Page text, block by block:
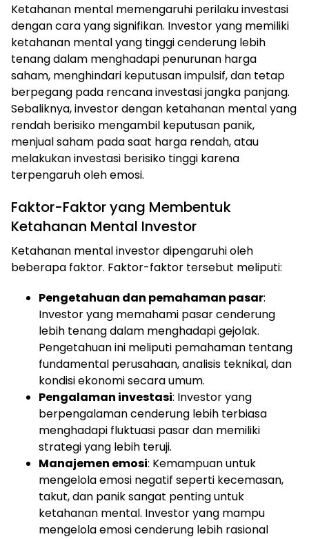
Ketahanan mental memengaruhi perilaku investasi
dengan cara yang signifikan. Investor yang memiliki
ketahanan mental yang tinggi cenderung lebih
tenang dalam menghadapi penurunan harga
saham, menghindari keputusan impulsif, dan tetap
berpegang pada rencana investasi jangka panjang.
Sebaliknya, investor dengan ketahanan mental yang
rendah berisiko mengambil keputusan panik,
menjual saham pada saat harga rendah, atau
melakukan investasi berisiko tinggi karena
terpengaruh oleh emosi.
Faktor-Faktor yang Membentuk
Ketahanan Mental Investor
Ketahanan mental investor dipengaruhi oleh
beberapa faktor. Faktor-faktor tersebut meliputi:
Pengetahuan dan pemahaman pasar:
Investor yang memahami pasar cenderung
lebih tenang dalam menghadapi gejolak.
Pengetahuan ini meliputi pemahaman tentang
fundamental perusahaan, analisis teknikal, dan
kondisi ekonomi secara umum.
Pengalaman investasi: Investor yang
berpengalaman cenderung lebih terbiasa
menghadapi fluktuasi pasar dan memiliki
strategi yang lebih teruji.
Manajemen emosi: Kemampuan untuk
mengelola emosi negatif seperti kecemasan,
takut, dan panik sangat penting untuk
ketahanan mental. Investor yang mampu
mengelola emosi cenderung lebih rasional